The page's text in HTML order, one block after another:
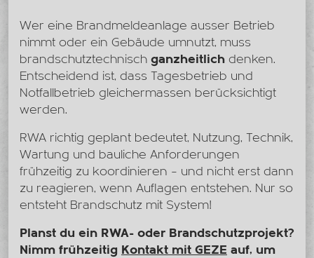
Wer eine Brandmeldeanlage ausser Betrieb
nimmt oder ein Gebäude umnutzt, muss
brandschutztechnisch ganzheitlich denken.
Entscheidend ist, dass Tagesbetrieb und
Notfallbetrieb gleichermassen berücksichtigt
werden.
RWA richtig geplant bedeutet, Nutzung, Technik,
Wartung und bauliche Anforderungen
frühzeitig zu koordinieren – und nicht erst dann
zu reagieren, wenn Auflagen entstehen. Nur so
entsteht Brandschutz mit System!
Planst du ein RWA- oder Brandschutzprojekt?
Nimm frühzeitig Kontakt mit GEZE auf, um